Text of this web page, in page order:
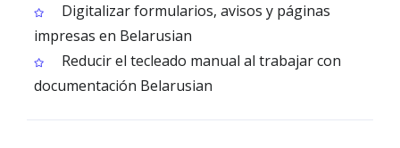
Digitalizar formularios, avisos y páginas
impresas en Belarusian
Reducir el tecleado manual al trabajar con
documentación Belarusian